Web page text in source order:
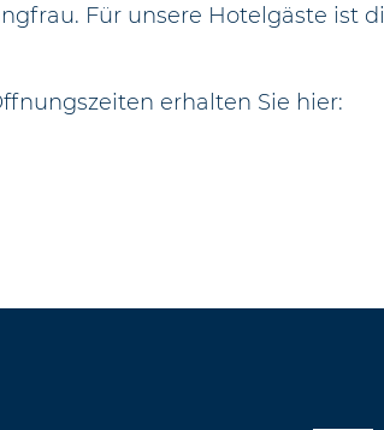
Für unsere Hotelgäste ist
erhalten Sie hier: